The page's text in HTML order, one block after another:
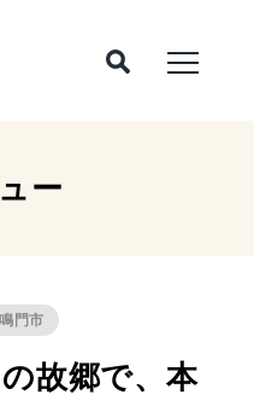
ー
鳴門市
故郷で、本